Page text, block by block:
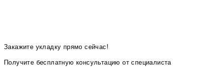
Закажите укладку прямо сейчас!
Получите бесплатную консультацию от специалиста